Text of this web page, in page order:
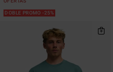
DOBLE PROMO -25%